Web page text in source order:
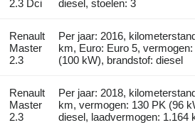
2.3 Dci diesel, stoelen: 3
Renault
Master
2.3
Per jaar: 2016,
km, Euro: Euro 5, vermogen:
(100 kW), brandstof: diesel
Renault
Master
2.3
Per jaar: 2018,
km, vermogen: 130 PK (96
diesel, laadvermogen: 1.164